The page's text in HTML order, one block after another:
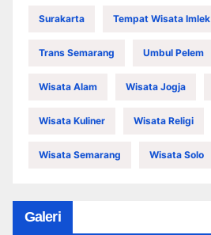
Surakarta Tempat Wisata Imlek
Trans Semarang Umbul Pelem
Wisata Alam Wisata Jogja
Wisata Kuliner Wisata Religi
Wisata Semarang Wisata Solo
Galeri